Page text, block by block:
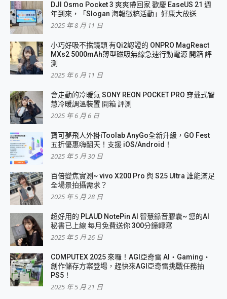
DJI Osmo Pocket 3 爽爽帶回家 歡慶 EaseUS 21 週
年到來，「Slogan 海報徵稿活動」好康大放送
2025 年 8 月 11 日
小巧好吸不擋鏡頭 有Qi2認證的 ONPRO MagReact
MXs2 5000mAh薄型磁吸無線急速行動電源 開箱 評
測
2025 年 6 月 11 日
會走動的冷暖氣 SONY REON POCKET PRO 穿戴式智
慧冷暖調溫裝置 開箱 評測
2025 年 6 月 6 日
寶可夢飛人外掛iToolab AnyGo全新升級，GO Fest
五折優惠嗨翻天！支援 iOS/Android！
2025 年 5 月 30 日
百倍變焦實測~ vivo X200 Pro 與 S25 Ultra 誰能滿足
全場景拍攝需求？
2025 年 5 月 28 日
超好用的 PLAUD NotePin AI 智慧錄音膠囊~ 您的AI
秘書已上線 每月免費送你 300分鐘轉寫
2025 年 5 月 26 日
COMPUTEX 2025 來囉！AGI亞奇雷 AI・Gaming・
創作儲存方案登場，趕快來AGI亞奇雷挑戰任務抽
PS5！
2025 年 5 月 21 日